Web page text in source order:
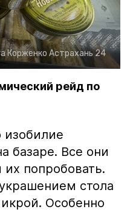
Корженко Астрахань 24
рейд по
изобилие
базаре. Все они
их попробовать.
стола
Особенно